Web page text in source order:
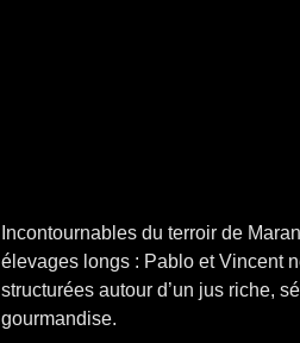
Incontournables du terroir de
élevages longs : Pablo et Vincent
structurées autour d’un jus riche,
gourmandise.